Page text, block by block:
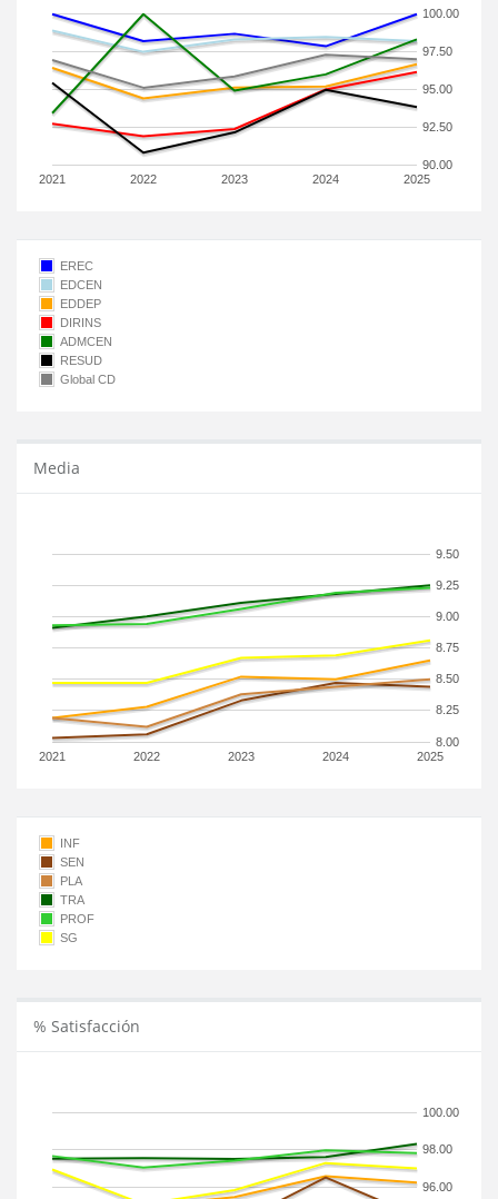
2021 2022 2023 2024 2025
90.00
92.50
95.00
97.50
100.00
EREC
EDCEN
EDDEP
DIRINS
ADMCEN
RESUD
Global CD
Media
2021 2022 2023 2024 2025
8.00
8.25
8.50
8.75
9.00
9.25
9.50
INF
SEN
PLA
TRA
PROF
SG
% Satisfacción
96.00
98.00
100.00